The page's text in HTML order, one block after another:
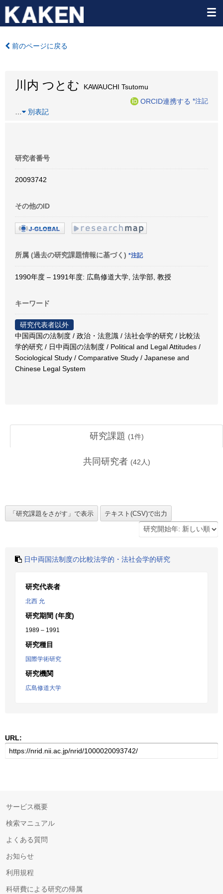
前のページに戻る
川内 つとむ
KAWAUCHI Tsutomu
ORCID連携する *注記
別表記
研究者番号
20093742
その他のID
所属 (過去の研究課題情報に基づく) *注記
1990年度 – 1991年度: 広島修道大学, 法学部, 教授
キーワード
研究代表者以外
中国両国の法制度 / 政治・法意識 / 法社会学的研究 / 比較法
学的研究 / 日中両国の法制度 / Political and Legal Attitudes /
Sociological Study / Comparative Study / Japanese and
Chinese Legal System
研究課題 (1件)
共同研究者 (42 人)
日中両国法制度の比較法学的・法社会学的研究
研究代表者
北西 允
研究期間 (年度)
1989 – 1991
研究種目
国際学術研究
研究機関
広島修道大学
URL:
サービス概要
検索マニュアル
よくある質問
お知らせ
利用規程
科研費による研究の帰属